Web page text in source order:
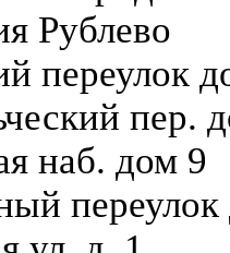
Рублево
переулок
пер.
наб. дом 9
переулок